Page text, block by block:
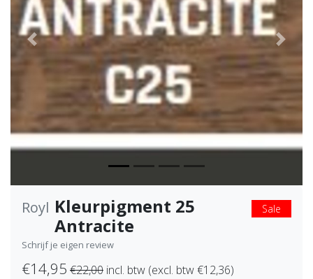
Vorige
Royl Kleurpigment 25
Antracite
Sale
Schrijf je eigen review
€14,95 €22,00 incl. btw (excl. btw €12,36)